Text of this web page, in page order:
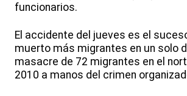
funcionarios.
El accidente del jueves es el
muerto más migrantes en un solo
masacre de 72 migrantes en el
2010 a manos del crimen